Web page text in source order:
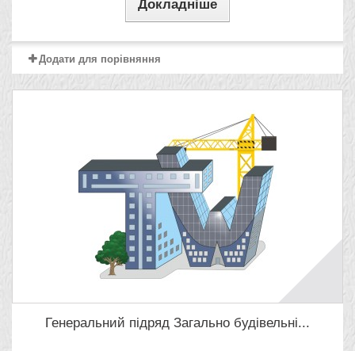
Докладніше
Додати для порівняння
Генеральний підряд Загально будівельні...